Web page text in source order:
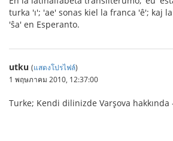
turka 'ı'; 'ae' sonas kiel la franca 'ê'; kaj
'ŝa' en Esperanto.
utku (แสดงโปรไฟล์)
1 พฤษภาคม 2010, 12:37:00
Turke; Kendi dilinizde Varşova hakkında